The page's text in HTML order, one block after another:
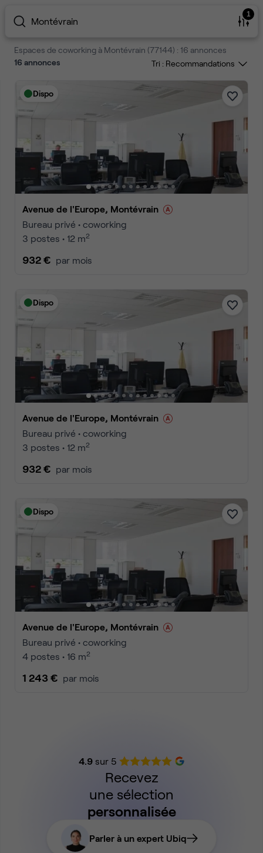
Montévrain
1
Espaces de coworking à Montévrain (77144) : 16 annonces
16 annonces Tri :
Dispo
Avenue de l'Europe, Montévrain
Bureau privé • coworking
3 postes • 12 m2
932 € par mois
Dispo
Avenue de l'Europe, Montévrain
Bureau privé • coworking
3 postes • 12 m2
932 € par mois
Dispo
Avenue de l'Europe, Montévrain
Bureau privé • coworking
4 postes • 16 m2
1 243 € par mois
4.9sur 5
Recevez
une sélection
personnalisée
Parler à un expert Ubiq